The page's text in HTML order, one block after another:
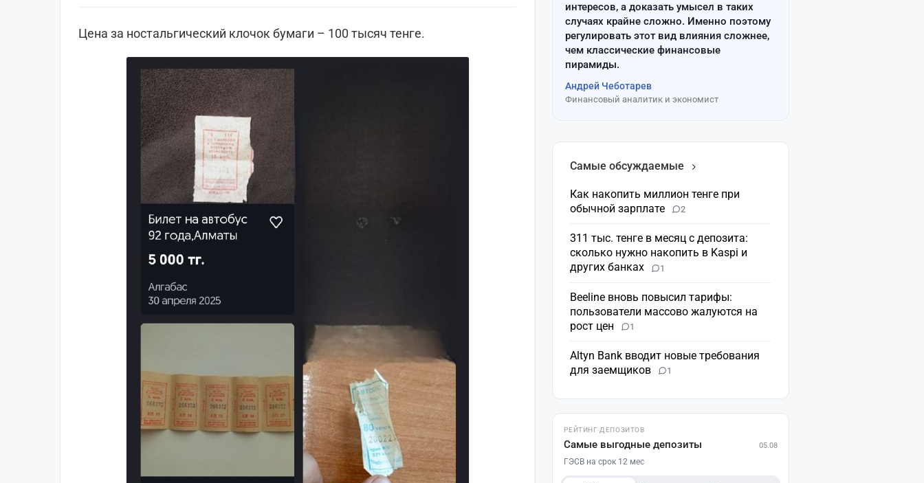
Цена за ностальгический клочок бумаги – 100 тысяч тенге.
интересов, а доказать умысел в таких
случаях крайне сложно. Именно поэтому
регулировать этот вид влияния сложнее,
чем классические финансовые
пирамиды.
Андрей Чеботарев
Финансовый аналитик и экономист
Самые обсуждаемые
Как накопить миллион тенге при
обычной зарплате
2
311 тыс. тенге в месяц с депозита:
сколько нужно накопить в Kaspi и
других банках
1
Beeline вновь повысил тарифы:
пользователи массово жалуются на
рост цен
1
Altyn Bank вводит новые требования
для заемщиков
1
РЕЙТИНГ ДЕПОЗИТОВ
Самые выгодные депозиты 05.08
ГЭСВ на срок 12 мес